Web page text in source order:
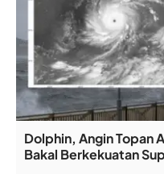
Dolphin, Angin Topan
Bakal Berkekuatan